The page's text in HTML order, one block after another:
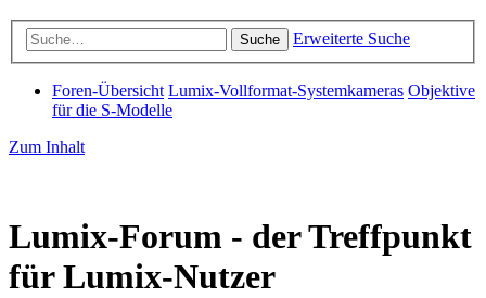
Suche Erweiterte Suche
Foren-Übersicht Lumix-Vollformat-Systemkameras Objektive
für die S-Modelle
Zum Inhalt
Lumix-Forum - der Treffpunkt
für Lumix-Nutzer